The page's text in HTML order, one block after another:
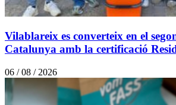
Vilablareix es converteix en el
Catalunya amb la certificació
06 / 08 / 2026